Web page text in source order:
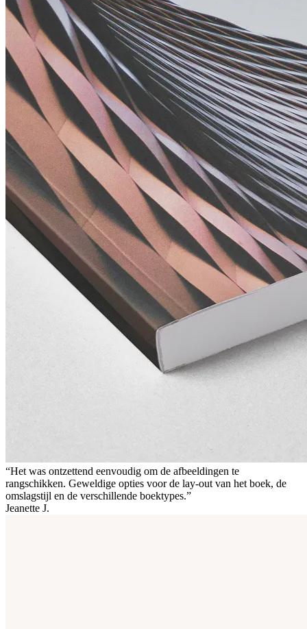
“Het was ontzettend eenvoudig om de afbeeldingen te
rangschikken. Geweldige opties voor de lay-out van het boek, de
omslagstijl en de verschillende boektypes.”
Jeanette J.